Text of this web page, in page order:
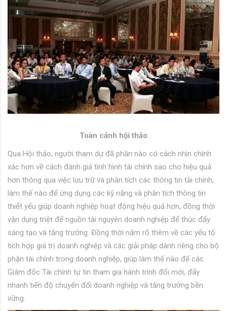
Toàn cảnh hội thảo
Qua Hội thảo, người tham dự đã phần nào có cách nhìn chính
xác hơn về cách đánh giá tình hình tài chính sao cho hiệu quả
hơn thông qua việc lưu trữ và phân tích các thông tin tài chính,
làm thế nào để ứng dụng các kỹ năng và phân tích thông tin
thiết yếu giúp doanh nghiệp hoạt động hiệu quả hơn, đồng thời
vận dụng triệt để nguồn tài nguyên doanh nghiệp để thúc đẩy
sáng tạo và tăng trưởng. Đồng thời nắm rõ thêm về các yếu tố
tích hợp giá trị doanh nghiệp và các giải pháp dành riêng cho bộ
phận tài chính trong doanh nghiệp, giúp làm thế nào để các
Giám đốc Tài chính tự tin tham gia hành trình đổi mới, đẩy
nhanh tiến độ chuyển đổi doanh nghiệp và tăng trưởng bền
vững.